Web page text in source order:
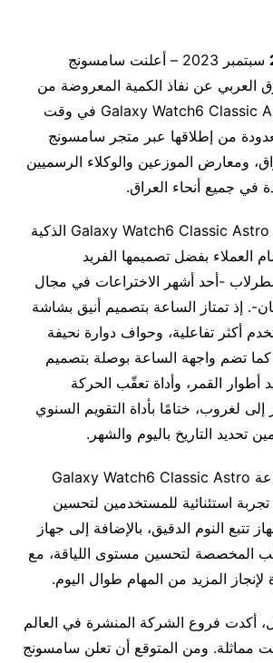
سبتمبر 2023 – أعلنت سامسونج
العربي عن نفاذ الكمية المعروضة من
ساعتها الذكية Galaxy Watch6 Classic Astro في وقت
من إطلاقها عبر متجر سامسونج
ومعارض الموزعين والوكلاء الرسميين
في جميع أنحاء العراق.
حيث حظيّت ساعة Galaxy Watch6 Classic Astro الذكية
العملاء بفضل تصميمها الفريد
-أحد أشهر الاختراعات في مجال
. إذ تمتاز الساعة بتصميم أنيق بشاشة
أكثر تفاعلية، وحواف دوارة نحيفة
كما تضم واجهة الساعة بوصلة بتصميم
أطوار القمر، وأداة تعقّب الحركة
لغروب، ختامًا بأداة التقويم السنوي
تحديد التاريخ باليوم والشهر.
أما عن مميزات ساعة Galaxy Watch6 Classic Astro
تجربة استئنائية للمستخدمين لتحسين
تتبع النوم الدقيق، بالإضافة إلى جهاز
المخصصة لتحسين مستوى اللياقة، مع
المزيد من المهام طوال اليوم.
أكدت فروع الشركة المنشرة في العالم
مماثلة. ومن المتوقع أن تعلن سامسونج